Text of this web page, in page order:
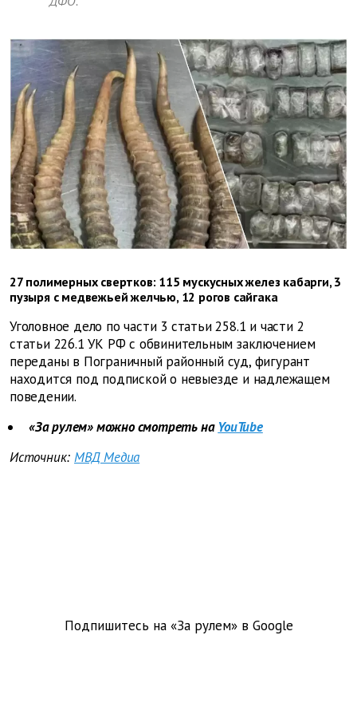
27 полимерных свертков: 115 мускусных желез кабарги, 3
пузыря с медвежьей желчью, 12 рогов сайгака
Уголовное дело по части 3 статьи 258.1 и части 2
статьи 226.1 УК РФ с обвинительным заключением
переданы в Пограничный районный суд, фигурант
находится под подпиской о невыезде и надлежащем
поведении.
«За рулем» можно смотреть на YouTube
Источник: МВД Медиа
Подпишитесь на «За рулем» в Google